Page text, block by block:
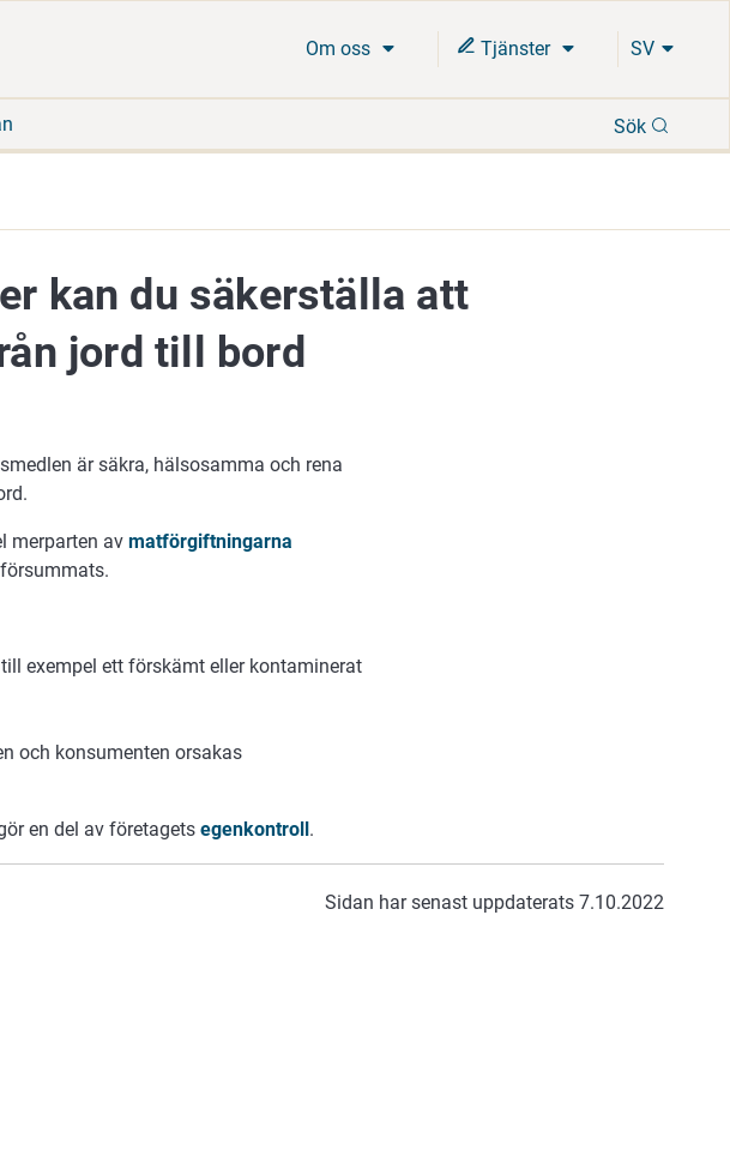
Om oss Tjänster SV
Sök
kan du säkerställa att
jord till bord
är säkra, hälsosamma och rena
merparten av matförgiftningarna
exempel ett förskämt eller kontaminerat
och konsumenten orsakas
en del av företagets egenkontroll.
Sidan har senast uppdaterats 7.10.2022